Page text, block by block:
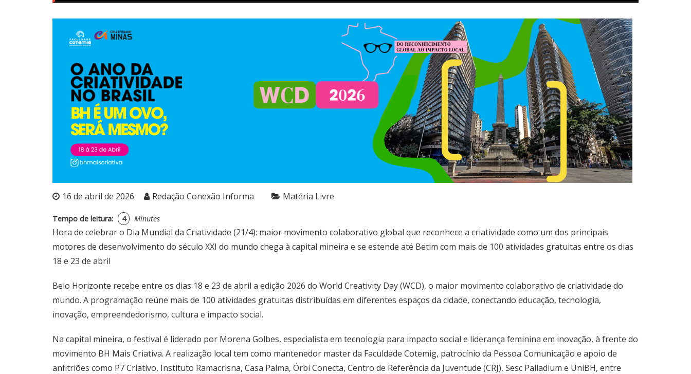
16 de abril de 2026 Redação Conexão Informa Matéria Livre
Tempo de leitura: 4 Minutes
Hora de celebrar o Dia Mundial da Criatividade (21/4): maior movimento colaborativo global que reconhece a criatividade como um dos principais
motores de desenvolvimento do século XXI do mundo chega à capital mineira e se estende até Betim com mais de 100 atividades gratuitas entre os dias
18 e 23 de abril
Belo Horizonte recebe entre os dias 18 e 23 de abril a edição 2026 do World Creativity Day (WCD), o maior movimento colaborativo de criatividade do
mundo. A programação reúne mais de 100 atividades gratuitas distribuídas em diferentes espaços da cidade, conectando educação, tecnologia,
inovação, empreendedorismo, cultura e impacto social.
Na capital mineira, o festival é liderado por Morena Golbes, especialista em tecnologia para impacto social e liderança feminina em inovação, à frente do
movimento BH Mais Criativa. A realização local tem como mantenedor master da Faculdade Cotemig, patrocínio da Pessoa Comunicação e apoio de
anfitriões como P7 Criativo, Instituto Ramacrisna, Casa Palma, Órbi Conecta, Centro de Referência da Juventude (CRJ), Sesc Palladium e UniBH, entre